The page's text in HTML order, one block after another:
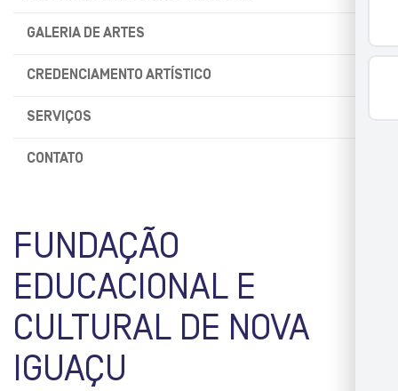
GALERIA DE ARTES
CREDENCIAMENTO ARTÍSTICO
SERVIÇOS
CONTATO
FUNDAÇÃO
EDUCACIONAL E
CULTURAL DE NOVA
IGUAÇU